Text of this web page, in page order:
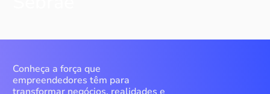
Conheça a força que
empreendedores têm para